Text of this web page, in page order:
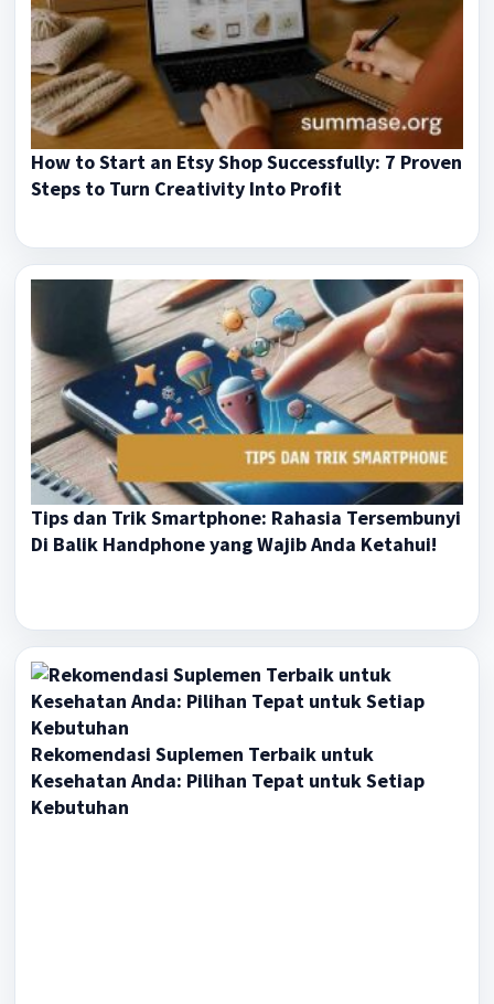
How to Start an Etsy Shop Successfully: 7 Proven
Steps to Turn Creativity Into Profit
Tips dan Trik Smartphone: Rahasia Tersembunyi
Di Balik Handphone yang Wajib Anda Ketahui!
Rekomendasi Suplemen Terbaik untuk
Kesehatan Anda: Pilihan Tepat untuk Setiap
Kebutuhan